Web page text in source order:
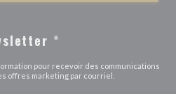
*
pour recevoir des communications
offres marketing par courriel.